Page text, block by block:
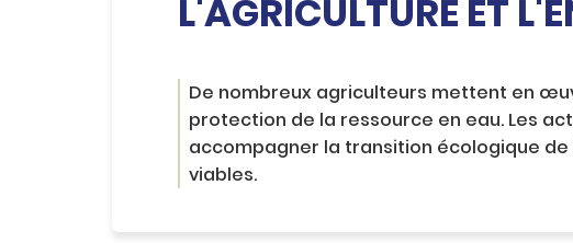
L'AGRICULTURE ET
De nombreux agriculteurs mettent en
protection de la ressource en eau. Les
accompagner la transition écologique
viables.